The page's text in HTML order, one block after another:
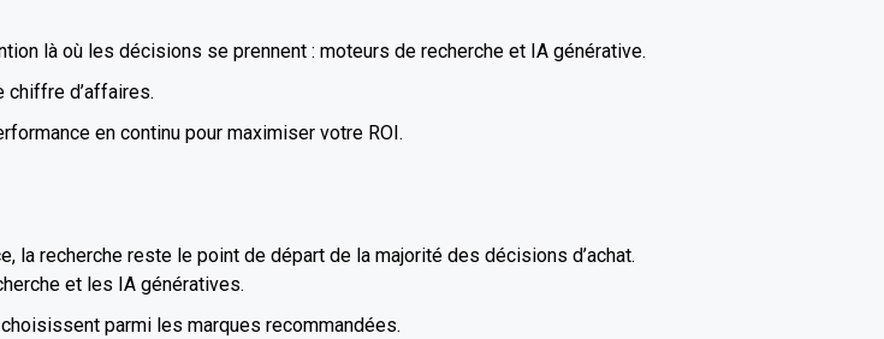
là où les décisions se prennent : moteurs de recherche et IA générative.
d’affaires.
en continu pour maximiser votre ROI.
la recherche reste le point de départ de la majorité des décisions d’achat.
et les IA génératives.
parmi les marques recommandées.